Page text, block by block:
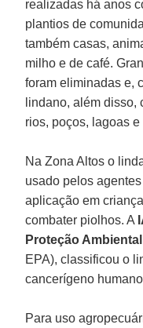
realizadas há anos
plantios de
também casas,
milho e de café.
foram eliminadas e,
lindano, além disso,
rios, poços, lagoas
Na Zona Altos o
usado pelos
aplicação em
combater piolhos. A
Proteção
EPA), classificou o
cancerígeno
Para uso